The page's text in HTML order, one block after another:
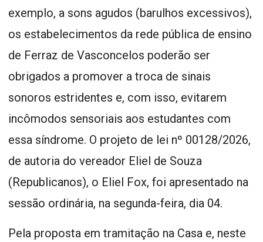
exemplo, a sons agudos (barulhos excessivos),
os estabelecimentos da rede pública de ensino
de Ferraz de Vasconcelos poderão ser
obrigados a promover a troca de sinais
sonoros estridentes e, com isso, evitarem
incômodos sensoriais aos estudantes com
essa síndrome. O projeto de lei nº 00128/2026,
de autoria do vereador Eliel de Souza
(Republicanos), o Eliel Fox, foi apresentado na
sessão ordinária, na segunda-feira, dia 04.
Pela proposta em tramitação na Casa e, neste